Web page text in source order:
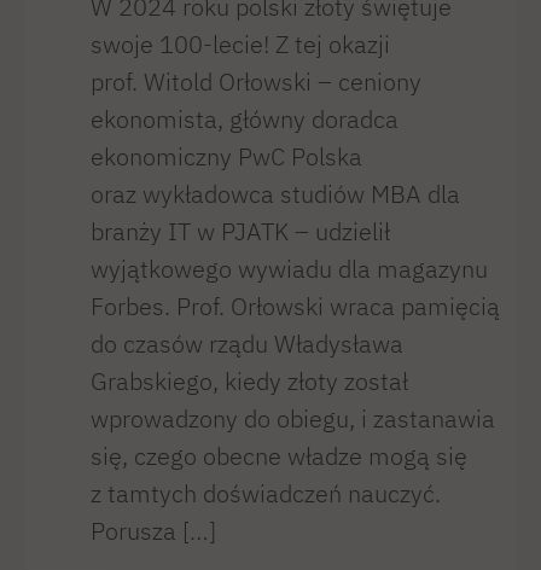
W 2024 roku polski złoty świętuje
swoje 100-lecie! Z tej okazji
prof. Witold Orłowski – ceniony
ekonomista, główny doradca
ekonomiczny PwC Polska
oraz wykładowca studiów MBA dla
branży IT w PJATK – udzielił
wyjątkowego wywiadu dla magazynu
Forbes. Prof. Orłowski wraca pamięcią
do czasów rządu Władysława
Grabskiego, kiedy złoty został
wprowadzony do obiegu, i zastanawia
się, czego obecne władze mogą się
z tamtych doświadczeń nauczyć.
Porusza […]